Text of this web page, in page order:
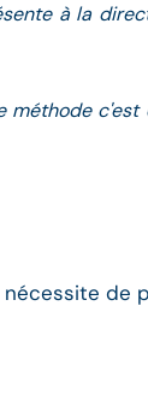
à la
méthode
de